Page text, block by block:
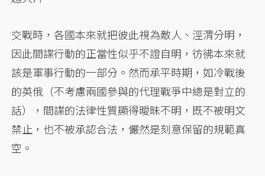
交戰時，各國本來就把彼此視為敵人、涇渭分明，
因此間諜行動的正當性似乎不證自明，彷彿本來就
該是軍事行動的一部分。然而承平時期，如冷戰後
的英俄（不考慮兩國參與的代理戰爭中總是對立的
話），間諜的法律性質顯得曖昧不明，既不被明文
禁止，也不被承認合法，儼然是刻意保留的規範真
空。